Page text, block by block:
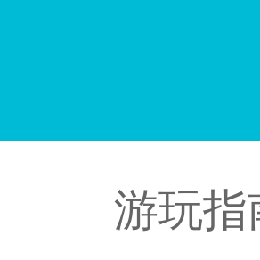
游玩指